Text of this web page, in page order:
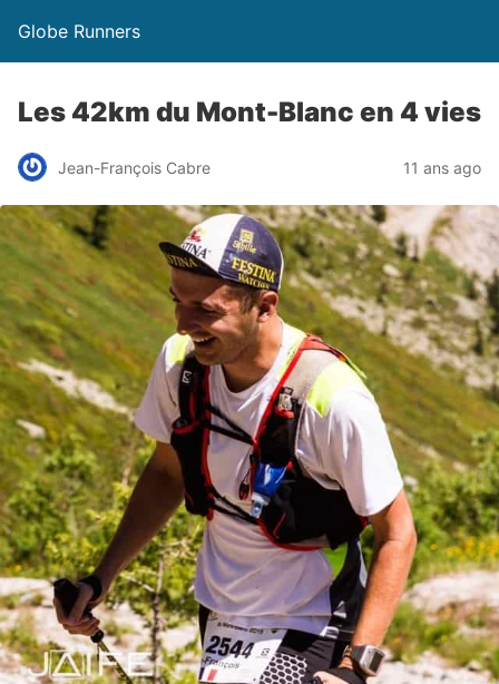
Globe Runners
Les 42km du Mont-Blanc en 4 vies
Jean-François Cabre 11 ans ago